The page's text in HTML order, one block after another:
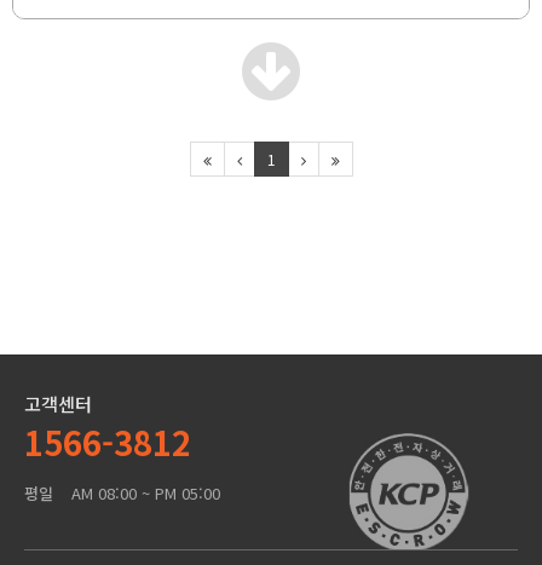
1
고객센터
1566-3812
평일 AM 08:00 ~ PM 05:00